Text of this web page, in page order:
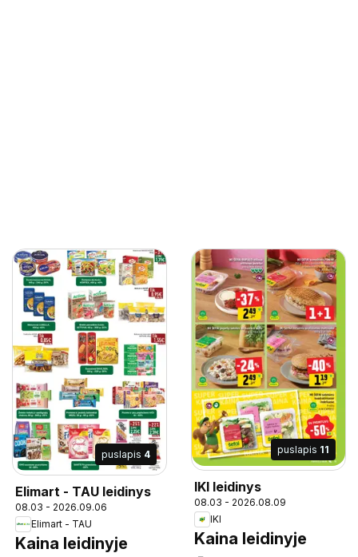
puslapis 4
Elimart - TAU leidinys
08.03 - 2026.09.06
Elimart - TAU
Kaina leidinyje
puslapis 11
IKI leidinys
08.03 - 2026.08.09
IKI
Kaina leidinyje